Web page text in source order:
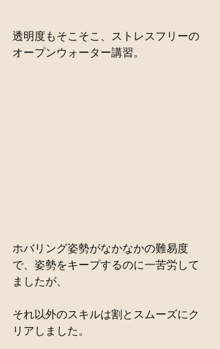
透明度もそこそこ、ストレスフリーの
オープンウォーター講習。
ホバリング姿勢がなかなかの難易度
で、姿勢をキープするのに一苦労して
ましたが、
それ以外のスキルは割とスムーズにク
リアしました。